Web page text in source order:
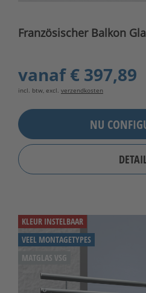
Französischer Balkon
vanaf€ 397,89
incl. btw, excl. verzendkosten
NU
KLEUR INSTELBAAR
VEEL MONTAGETYPES
MATGLAS VSG